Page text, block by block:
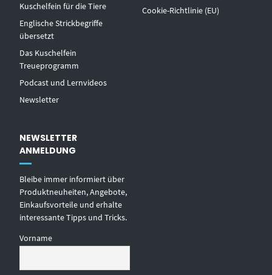
Kuschelfein für die Tiere
Englische Strickbegriffe
übersetzt
Das Kuschelfein
Treueprogramm
Podcast und Lernvideos
Newsletter
Cookie-Richtlinie (EU)
NEWSLETTER
ANMELDUNG
Bleibe immer informiert über
Produktneuheiten, Angebote,
Einkaufsvorteile und erhalte
interessante Tipps und Tricks.
Vorname